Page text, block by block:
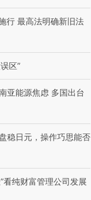
行 最高法明确新旧法
区”
亚能源焦虑 多国出台
稳日元，操作巧思能否
看纯财富管理公司发展